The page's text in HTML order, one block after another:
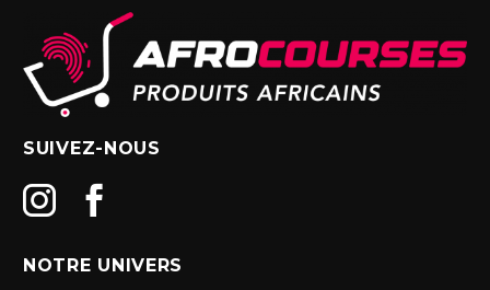
SUIVEZ-NOUS
NOTRE UNIVERS